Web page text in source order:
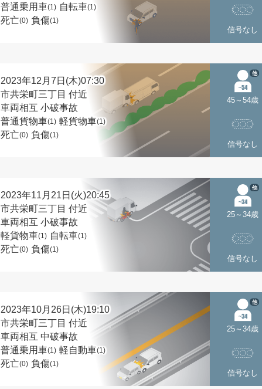
普通乗用車(1) 自転車(1)
死亡(0) 負傷(1)
信号なし
2023年12月7日(木)07:30
市共栄町三丁目 付近
車両相互 小破事故
普通貨物車(1) 軽貨物車(1)
死亡(0) 負傷(1)
45～54歳
他
信号なし
2023年11月21日(火)20:45
市共栄町三丁目 付近
車両相互 小破事故
軽貨物車(1) 自転車(1)
死亡(0) 負傷(1)
25～34歳
他
信号なし
2023年10月26日(木)19:10
市共栄町三丁目 付近
車両相互 中破事故
普通乗用車(1) 軽自動車(1)
死亡(0) 負傷(1)
25～34歳
他
信号なし